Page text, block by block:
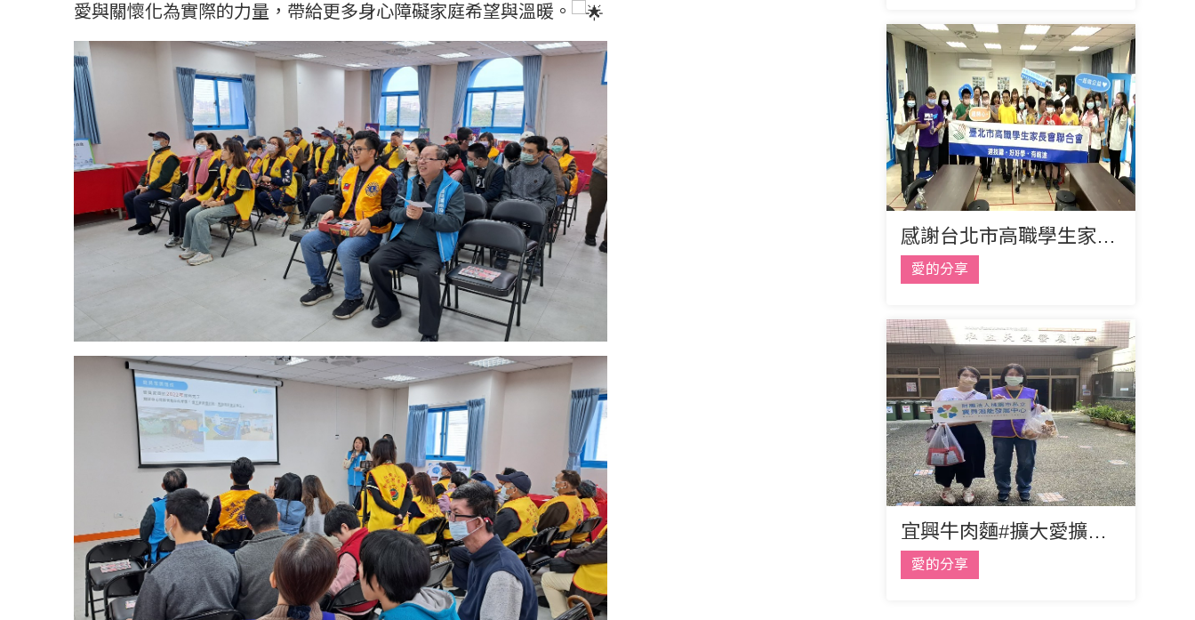
愛與關懷化為實際的力量，帶給更多身心障礙家庭希望與溫暖。
感謝台北市高職學生家長會聯合會 來訪寶貝中心
愛的分享
宜興牛肉麵#擴大愛擴大希望
愛的分享